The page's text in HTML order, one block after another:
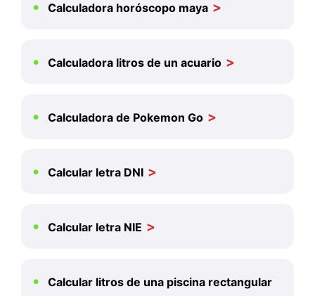
Calculadora horóscopo maya
Calculadora litros de un acuario
Calculadora de Pokemon Go
Calcular letra DNI
Calcular letra NIE
Calcular litros de una piscina rectangular